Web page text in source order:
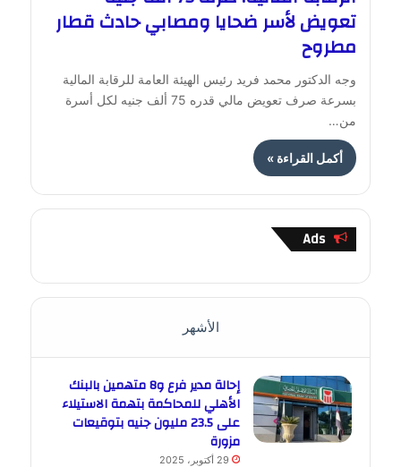
تعويض لأسر ضحايا ومصابي حادث قطار
مطروح
وجه الدكتور محمد فريد رئيس الهيئة العامة للرقابة المالية
بسرعة صرف تعويض مالي قدره 75 ألف جنيه لكل أسرة
من…
أكمل القراءة »
Ads
الأشهر
إحالة مدير فرع و8 متهمين بالبنك
الأهلي للمحاكمة بتهمة الاستيلاء
على 23.5 مليون جنيه بتوقيعات
مزورة
29 أكتوبر، 2025